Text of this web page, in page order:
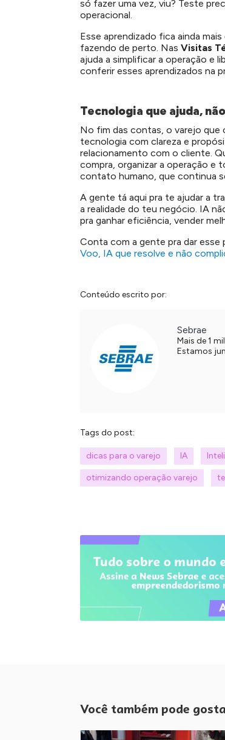
só fazer uma vez, viu? Teste
operacional.
Esse aprendizado fica ainda
fazendo de perto. Nas Visitas
ajuda a simplificar a operação e
conferir esses aprendizados na
Tecnologia que ajuda,
No fim das contas, o varejo que
tecnologia com clareza e
relacionamento com o cliente.
compra, organizar a operação e
contato humano, que continua
A gente tá aqui pra te ajudar a
a realidade do teu negócio. IA
pra ganhar eficiência, vender
Conta com a gente pra dar esse
Voo, IA que resolve e não
Conteúdo escrito por:
Sebrae
Mais de 1
Estamos
Tags do post:
dicas para o varejo IA
otimizando operação varejo
Você também pode